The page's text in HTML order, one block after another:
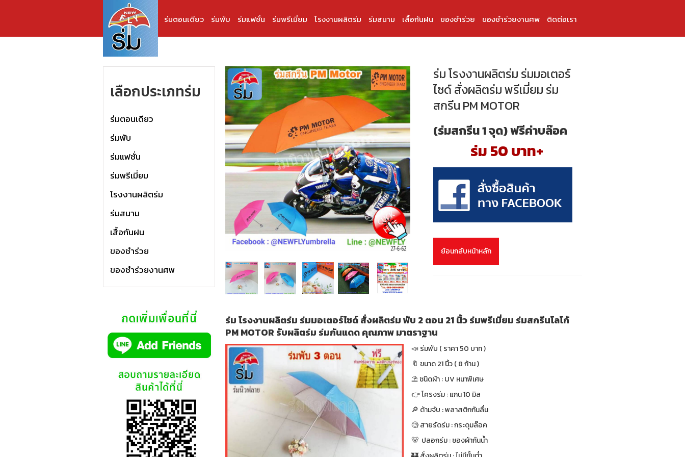
ร่มตอนเดียว ร่มพับ ร่มแฟชั่น ร่มพรีเมี่ยม โรงงานผลิตร่ม ร่มสนาม เสื้อกันฝน ของชำร่วย ของชำร่วยงานศพ ติดต่อเรา
เลือกประเภทร่ม
ร่มตอนเดียว
ร่มพับ
ร่มแฟชั่น
ร่มพรีเมี่ยม
โรงงานผลิตร่ม
ร่มสนาม
เสื้อกันฝน
ของชำร่วย
ของชำร่วยงานศพ
ร่ม โรงงานผลิตร่ม ร่มมอเตอร์
ไซด์ สั่งผลิตร่ม พรีเมี่ยม ร่ม
สกรีน PM MOTOR
(ร่มสกรีน 1 จุด) ฟรีค่าบล๊อค
ร่ม 50 บาท+
ย้อนกลับหน้าหลัก
ร่ม โรงงานผลิตร่ม ร่มมอเตอร์ไซด์ สั่งผลิตร่ม พับ 2 ตอน 21 นิ้ว ร่มพรีเมี่ยม ร่มสกรีนโลโก้
PM MOTOR รับผลิตร่ม ร่มกันแดด คุณภาพ มาตราฐาน
📣 ร่มพับ ( ราคา 50 บาท )
🔖 ขนาด 21 นิ้ว ( 8 ก้าน )
⛱ ชนิดผ้า : UV หนาพิเศษ
👉 โครงร่ม : แกน 10 มิล
🔎 ด้ามจับ : พลาสติกกันลื่น
🧐 สายรัดร่ม : กระดุมล๊อค
🐻 ปลอกร่ม : ซองผ้ากันน้ำ